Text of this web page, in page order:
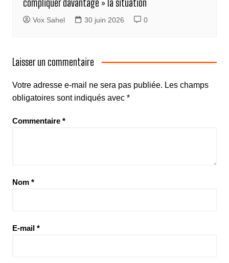
compliquer davantage » la situation
Vox Sahel 30 juin 2026 0
Laisser un commentaire
Votre adresse e-mail ne sera pas publiée. Les champs
obligatoires sont indiqués avec *
Commentaire *
Nom *
E-mail *